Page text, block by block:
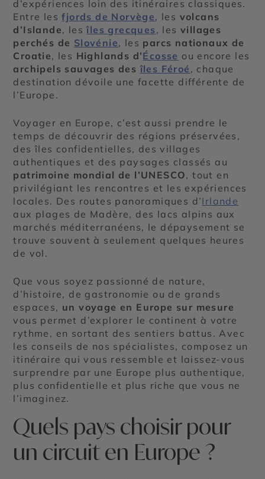
d’expériences loin des itinéraires classiques.
Entre lesfjords de Norvège, les volcans
d’Islande, lesîles grecques, lesvillages
perchés de Slovénie, les parcs nationaux de
Croatie, les Highlands d’Écosse ou encore les
archipels sauvages des îles Féroé , chaque
destination dévoile une facette différente de
l’Europe.
Voyager en Europe, c’est aussi prendre le
temps de découvrir des régions préservées,
des îles confidentielles, des villages
authentiques et des paysages classés au
patrimoine mondial de l’UNESCO, tout en
privilégiant les rencontres et les expériences
locales. Des routes panoramiques d’Irlande
aux plages de Madère, des lacs alpins aux
marchés méditerranéens, le dépaysement se
trouve souvent à seulement quelques heures
de vol.
Que vous soyez passionné de nature,
d’histoire, de gastronomie ou de grands
espaces, un voyage en Europe sur mesure
vous permet d’explorer le continent à votre
rythme, en sortant des sentiers battus. Avec
les conseils de nos spécialistes, composez un
itinéraire qui vous ressemble et laissez-vous
surprendre par une Europe plus authentique,
plus confidentielle et plus riche que vous ne
l’imaginez.
Quels pays choisir pour
un circuit en Europe ?